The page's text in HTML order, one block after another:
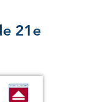
21e